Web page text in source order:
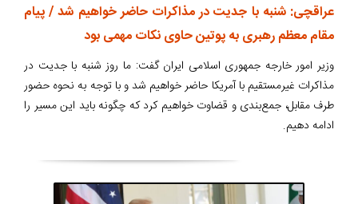
عراقچی: شنبه با جدیت در مذاکرات حاضر خواهیم شد / پیام
مقام معظم رهبری به پوتین حاوی نکات مهمی بود
وزیر امور خارجه جمهوری اسلامی ایران گفت: ما روز شنبه با جدیت در
مذاکرات غیرمستقیم با آمریکا حاضر خواهیم شد و با توجه به نحوه حضور
طرف مقابل، جمع‌بندی و قضاوت خواهیم کرد که چگونه باید این مسیر را
ادامه دهیم.